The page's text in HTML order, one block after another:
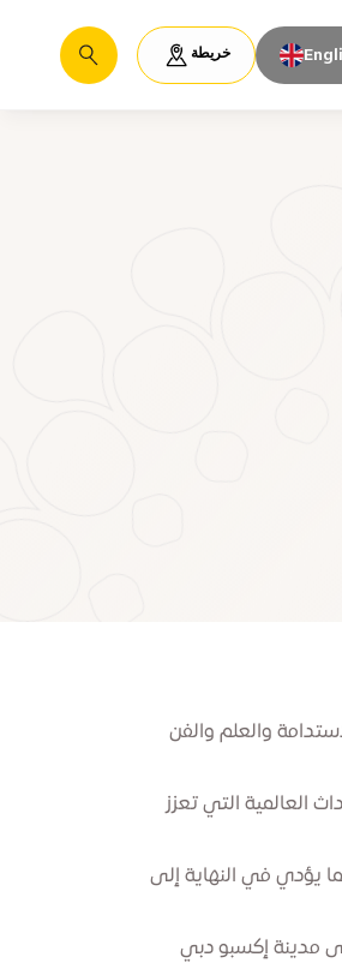
خريطة
يبحث
والعلم والفن
العالمية التي تعزز
يؤدي في النهاية إلى
مدينة إكسبو دبي